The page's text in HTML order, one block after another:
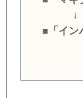
↓
■「イ